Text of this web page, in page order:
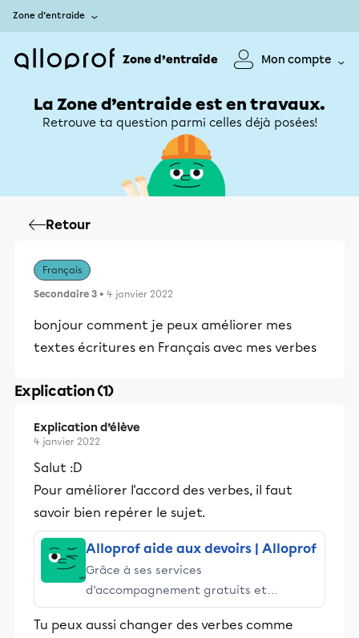
Zone d’entraide
Zone d’entraide Mon compte
La Zone d’entraide est en travaux.
Retrouve ta question parmi celles déjà posées!
Retour
Français
Secondaire 3 • 4 janvier 2022
bonjour comment je peux améliorer mes
textes écritures en Français avec mes verbes
Explication (1)
Explication d’élève
4 janvier 2022
Salut :D
Pour améliorer l'accord des verbes, il faut
savoir bien repérer le sujet.
Alloprof aide aux devoirs | Alloprof
Grâce à ses services
d’accompagnement gratuits et
stimulants, Alloprof engage les élèves
et leurs parents dans la réussite
Tu peux aussi changer des verbes comme